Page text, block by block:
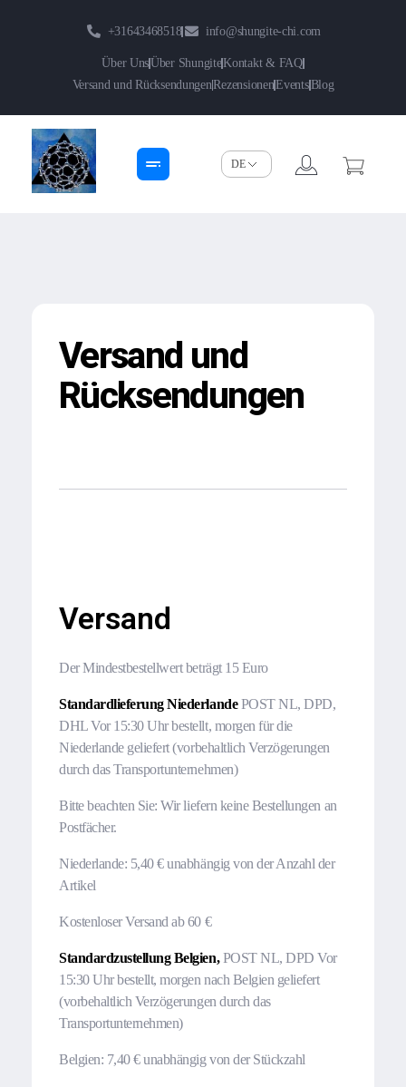
+31643468518 info@shungite-chi.com
Über UnsÜber ShungiteKontakt & FAQ
Versand und RücksendungenRezensionenEventsBlog
Versand und
Rücksendungen
Versand
Der Mindestbestellwert beträgt 15 Euro
Standardlieferung NiederlandePOST NL, DPD,
DHL Vor 15:30 Uhr bestellt, morgen für die
Niederlande geliefert (vorbehaltlich Verzögerungen
durch das Transportunternehmen)
Bitte beachten Sie: Wir liefern keine Bestellungen an
Postfächer.
Niederlande: 5,40 € unabhängig von der Anzahl der
Artikel
Kostenloser Versand ab 60 €
Standardzustellung Belgien,POST NL, DPD Vor
15:30 Uhr bestellt, morgen nach Belgien geliefert
(vorbehaltlich Verzögerungen durch das
Transportunternehmen)
Belgien: 7,40 € unabhängig von der Stückzahl